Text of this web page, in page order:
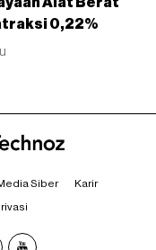
Alat Berat
0,22%
Siber Karir